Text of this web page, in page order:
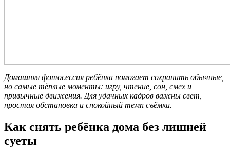
Домашняя фотосессия ребёнка помогает сохранить обычные,
но самые тёплые моменты: игру, чтение, сон, смех и
привычные движения. Для удачных кадров важны свет,
простая обстановка и спокойный темп съёмки.
Как снять ребёнка дома без лишней
суеты